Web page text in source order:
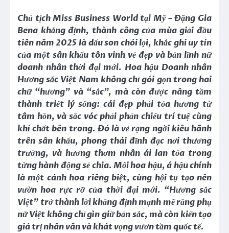
Chủ tịch Miss Business World tại Mỹ – Đặng Gia
Bena khẳng định, thành công của mùa giải đầu
tiên năm 2025 là dấu son chói lọi, khắc ghi uy tín
của một sân khấu tôn vinh vẻ đẹp và bản lĩnh nữ
doanh nhân thời đại mới. Hoa hậu Doanh nhân
Hương sắc Việt Nam không chỉ gói gọn trong hai
chữ “hương” và “sắc”, mà còn được nâng tầm
thành triết lý sống: cái đẹp phải tỏa hương từ
tâm hồn, và sắc vóc phải phản chiếu trí tuệ cùng
khí chất bên trong. Đó là vẻ rạng ngời kiêu hãnh
trên sân khấu, phong thái đĩnh đạc nơi thương
trường, và hương thơm nhân ái lan tỏa trong
từng hành động sẻ chia. Mỗi hoa hậu, á hậu chính
là một cánh hoa riêng biệt, cùng hội tụ tạo nên
vườn hoa rực rỡ của thời đại mới. “Hương sắc
Việt” trở thành lời khẳng định mạnh mẽ rằng phụ
nữ Việt không chỉ gìn giữ bản sắc, mà còn kiến tạo
giá trị nhân văn và khát vọng vươn tầm quốc tế.